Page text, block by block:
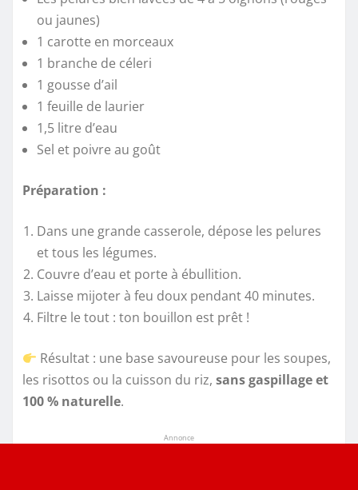
ou jaunes)
1 carotte en morceaux
1 branche de céleri
1 gousse d’ail
1 feuille de laurier
1,5 litre d’eau
Sel et poivre au goût
Préparation :
Dans une grande casserole, dépose les pelures
et tous les légumes.
Couvre d’eau et porte à ébullition.
Laisse mijoter à feu doux pendant 40 minutes.
Filtre le tout : ton bouillon est prêt !
Résultat : une base savoureuse pour les soupes,
les risottos ou la cuisson du riz, sans gaspillage et
100 % naturelle.
Annonce